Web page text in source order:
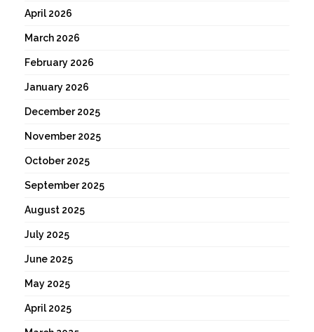
April 2026
March 2026
February 2026
January 2026
December 2025
November 2025
October 2025
September 2025
August 2025
July 2025
June 2025
May 2025
April 2025